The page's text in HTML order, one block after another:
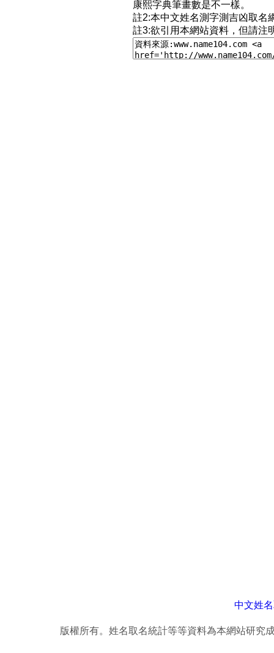
康熙字典筆畫數是不一樣。
註2:本中文姓名測字測吉凶取名
註3:欲引用本網站資料，但請注
中文姓
版權所有。姓名取名統計等等資料為本網站研究